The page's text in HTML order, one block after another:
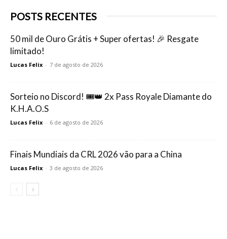
POSTS RECENTES
50 mil de Ouro Grátis + Super ofertas! 🎉 Resgate
limitado!
Lucas Felix - 7 de agosto de 2026
Sorteio no Discord! 🎟️👑 2x Pass Royale Diamante do
K.H.A.O.S
Lucas Felix - 6 de agosto de 2026
Finais Mundiais da CRL 2026 vão para a China
Lucas Felix - 3 de agosto de 2026